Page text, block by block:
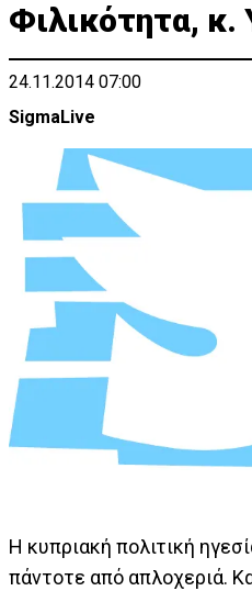
Φιλικότητα,
24.11.2014 07:00
SigmaLive
Η κυπριακή πολιτική
πάντοτε από απλοχεριά.